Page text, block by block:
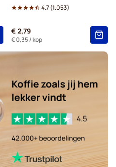
4.7(1.053)
€ 2,79
€ 0,35/ kop